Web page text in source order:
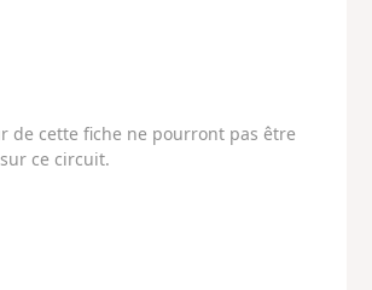
de cette fiche ne pourront pas être
ce circuit.